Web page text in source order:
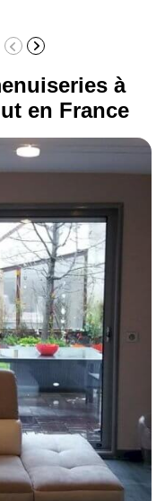
à
en France